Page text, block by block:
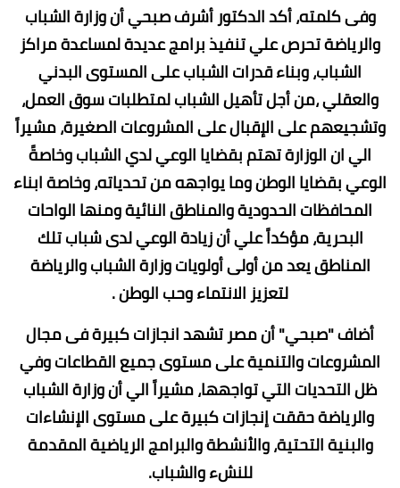
وفى كلمته، أكد الدكتور أشرف صبحي أن وزارة الشباب
والرياضة تحرص علي تنفيذ برامج عديدة لمساعدة مراكز
الشباب، وبناء قدرات الشباب على المستوى البدني
والعقلي‪، ‬من أجل تأهيل الشباب لمتطلبات سوق العمل،
وتشجيعهم على الإقبال على المشروعات الصغيرة، مشيراً
الي ان الوزارة تهتم بقضايا الوعي لدي الشباب وخاصةً
الوعي بقضايا الوطن وما يواجهه من تحدياته، وخاصة ابناء
المحافظات الحدودية والمناطق النائية ومنها الواحات
البحرية، مؤكداً علي أن زيادة الوعي لدى شباب تلك
المناطق يعد من أولى أولويات وزارة الشباب والرياضة
لتعزيز الانتماء وحب الوطن .
أضاف "صبحي" أن مصر تشهد انجازات كبيرة فى مجال
المشروعات والتنمية على مستوى جميع القطاعات وفي
ظل التحديات التي تواجهها، مشيراً الي أن وزارة الشباب
والرياضة حققت إنجازات كبيرة على مستوى الإنشاءات
والبنية التحتية، والأنشطة والبرامج الرياضية المقدمة
للنشء والشباب‪.‬